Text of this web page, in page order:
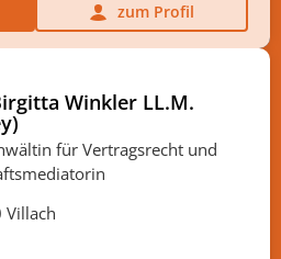
zum Profil
Winkler LL.M.
für Vertragsrecht und
Villach